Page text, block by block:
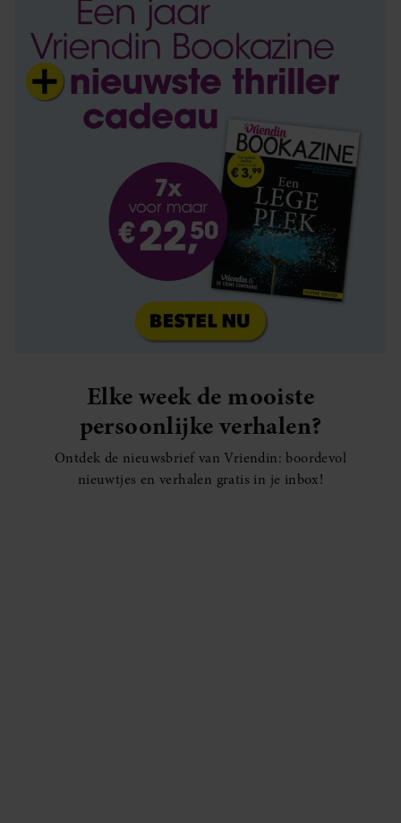
Elke week de mooiste
persoonlijke verhalen?
Ontdek de nieuwsbrief van Vriendin: boordevol
nieuwtjes en verhalen gratis in je inbox!